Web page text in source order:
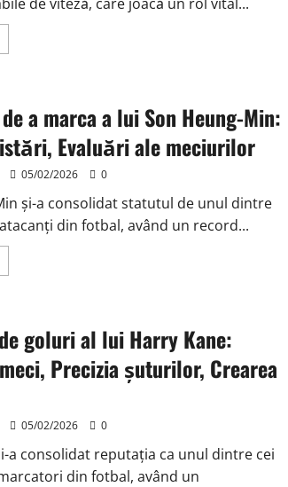
de
a marca a lui Son Heung-Min:
Evaluări ale meciurilor
05/02/2026 0
și-a consolidat statutul de unul dintre
din fotbal, având un record...
marca
a
Heung-
ale
goluri al lui Harry Kane:
Precizia șuturilor, Crearea
05/02/2026 0
a consolidat reputația ca unul dintre cei
din fotbal, având un